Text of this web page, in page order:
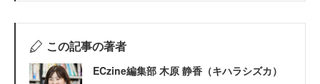
この記事の著者
ECzine編集部 木原 静香（キハラシズカ）